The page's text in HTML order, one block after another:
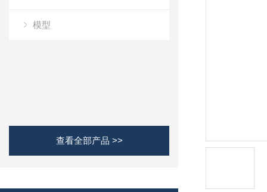
模型
查看全部产品 >>